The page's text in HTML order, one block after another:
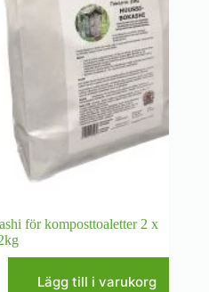
för komposttoaletter 2 x
Lägg till i varukorg